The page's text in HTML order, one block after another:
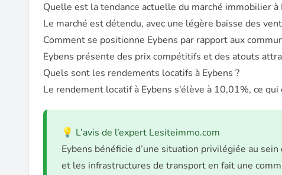
Quelle est la tendance actuelle du marché immobilier à
Le marché est détendu, avec une légère baisse des
Comment se positionne Eybens par rapport aux
Eybens présente des prix compétitifs et des atouts
Quels sont les rendements locatifs à Eybens ?
Le rendement locatif à Eybens s’élève à 10,01%, ce
💡 L’avis de l’expert Lesiteimmo.com
Eybens bénéficie d’une situation privilégiée au
et les infrastructures de transport en fait une